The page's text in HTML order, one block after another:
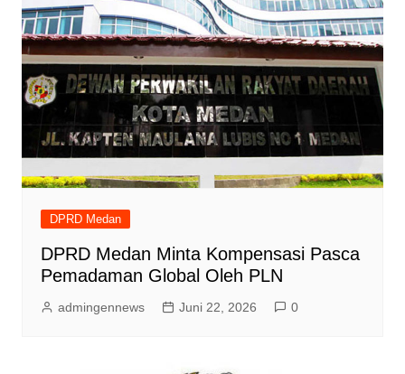
DPRD Medan
DPRD Medan Minta Kompensasi Pasca
Pemadaman Global Oleh PLN
admingennews Juni 22, 2026 0